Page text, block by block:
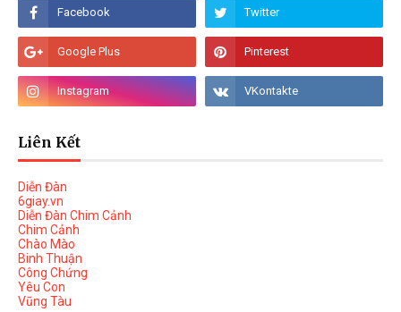
Liên Kết
Diễn Đàn
6giay.vn
Diễn Đàn Chim Cảnh
Chim Cảnh
Chào Mào
Binh Thuận
Công Chứng
Yêu Con
Vũng Tàu